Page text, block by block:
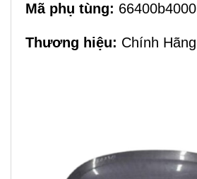
Mã phụ tùng: 66400b4000
Thương hiệu: Chính Hãng